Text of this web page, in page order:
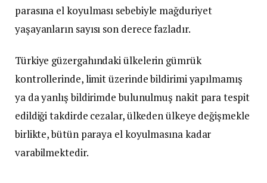
parasına el koyulması sebebiyle mağduriyet
yaşayanların sayısı son derece fazladır.
Türkiye güzergahındaki ülkelerin gümrük
kontrollerinde, limit üzerinde bildirimi yapılmamış
ya da yanlış bildirimde bulunulmuş nakit para tespit
edildiği takdirde cezalar, ülkeden ülkeye değişmekle
birlikte, bütün paraya el koyulmasına kadar
varabilmektedir.